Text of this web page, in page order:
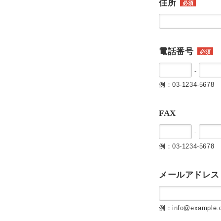
住所 必須
電話番号 必須
-
例：03-1234-5678
FAX
-
例：03-1234-5678
メールアドレス
例：